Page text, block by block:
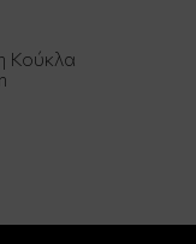
Κούκλα